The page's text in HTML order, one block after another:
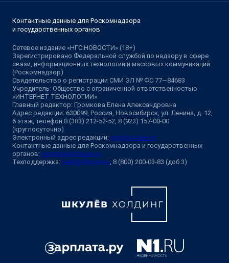
Контактные данные для Роскомнадзора
и государственных органов
Сетевое издание «НГС.НОВОСТИ» (18+)
Зарегистрировано Федеральной службой по надзору в сфере
связи, информационных технологий и массовых коммуникаций
(Роскомнадзор)
Свидетельство о регистрации СМИ ЭЛ № ФС 77—84683
Учредитель: Общество с ограниченной ответственностью
«ИНТЕРНЕТ ТЕХНОЛОГИИ»
Главный редактор: Громкова Елена Александровна
Адрес редакции: 630099, Россия, Новосибирск, ул. Ленина, д. 12,
6 этаж, телефон 8 (383) 212-52-52, 8 (923) 157-00-00
(круглосуточно)
Электронный адрес редакции: ngs@shkulev.ru
Контактные данные для Роскомнадзора и государственных
органов: juristnsk@shkulev.ru
Техподдержка: help@shkulev.ru, 8 (800) 200-03-83 (доб.3)